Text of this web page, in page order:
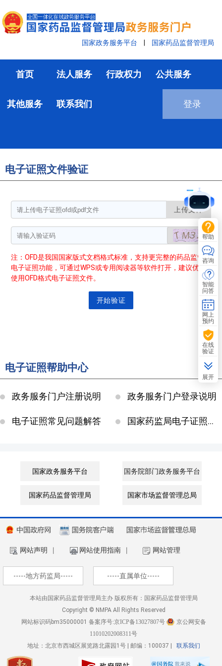
国家政务服务平台 国家药品监督管理局
首页 法人服务 行政权力 公共服务
其他服务 联系我们 登录
电子证照文件验证
上传文件
注：OFD是我国国家版式文档格式标准，支持更完整的药品监管
电子证照功能，可通过WPS或专用阅读器等软件打开，建议优先
使用OFD格式电子证照文件。
开始验证
电子证照帮助中心
政务服务门户注册说明 政务服务门户登录说明
电子证照常见问题解答 国家药监局电子证照社会化应用指南
帮助
咨询
智能
问答
网上
预约
在线
验证
展开
国家政务服务平台 国务院部门政务服务平台
国家药品监督管理局 国家市场监督管理总局
网站声明 网站使用指南 网站管理
-----地方药监局----- -----直属单位-----
本站由国家药品监督管理局主办 版权所有：国家药品监督管理局
Copyright © NMPA All Rights Reserved
网站标识码bm35000001 备案序号:京ICP备13027807号
京公网安备
11010202008311号
地址：北京市西城区展览路北露园1号 | 邮编：100037 | 联系我们